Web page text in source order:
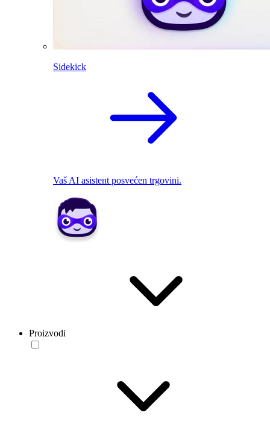
Sidekick
Vaš AI asistent posvećen trgovini.
Proizvodi